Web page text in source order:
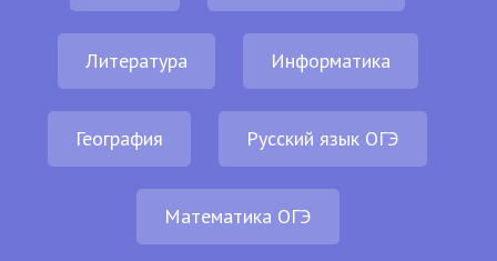
Литература Информатика
География Русский язык ОГЭ
Математика ОГЭ